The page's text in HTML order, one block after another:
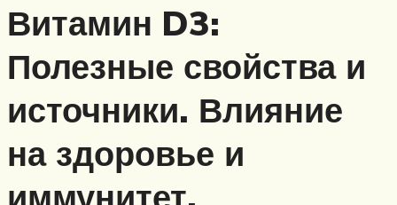
Витамин D3:
Полезные свойства и
источники. Влияние
на здоровье и